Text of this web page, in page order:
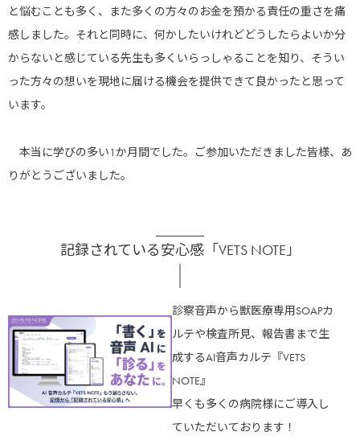
株式会社エデュワードプレス
と悩むことも多く、また多くの方々のお金を預かる責任の重さを痛
感しました。それと同時に、何かしたいけれどどうしたらよいか分
からないと感じている先生も多くいらっしゃることを知り、そうい
った方々の想いを現地に届ける機会を提供できて良かったと思って
います。
本当に学びの多い1か月間でした。ご参加いただきました皆様、あ
りがとうございました。
記録されている安心感「VETS NOTE」
診察音声から獣医療専用SOAPカ
ルテや検査所見、報告書まで生
成するAI音声カルテ『VETS
NOTE』
早くも多くの病院様にご導入し
ていただいております！